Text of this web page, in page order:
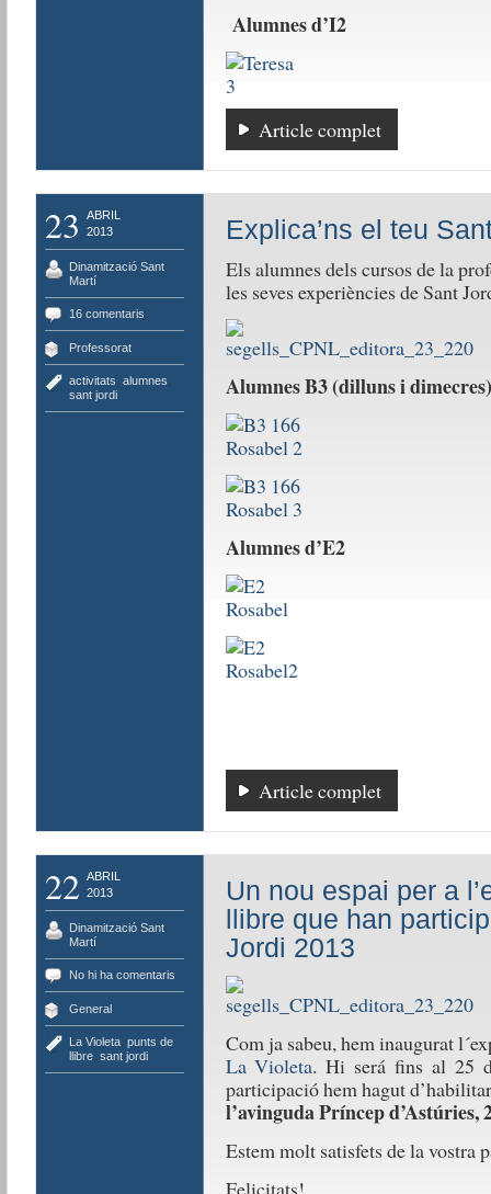
Alumnes d’I2
Article complet
23
ABRIL
2013
Dinamització Sant
Martí
16 comentaris
Professorat
activitats alumnes
sant jordi
Explica’ns el teu
Els alumnes dels cursos de la
les seves experiències de Sant
Alumnes B3 (dilluns i dimecres)
Alumnes d’E2
Article complet
22 ABRIL
2013
Dinamització Sant
Martí
No hi ha comentaris
General
La Violeta, punts de
llibre, sant jordi
Un nou espai per a
llibre que han
Jordi 2013
Com ja sabeu, hem inaugurat
La Violeta. Hi será fins al 25
participació hem hagut
l’avinguda Príncep d’Astúries,
Estem molt satisfets de la vostra
Felicitats!